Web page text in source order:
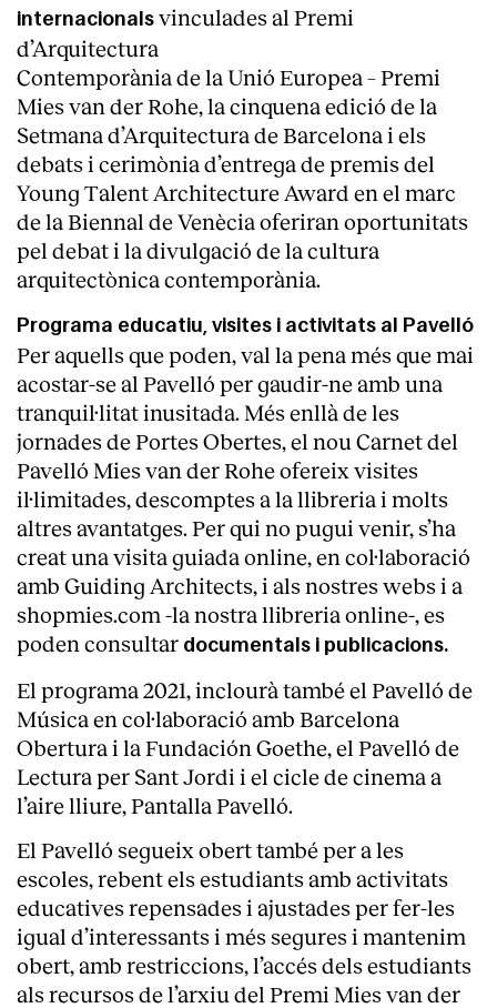
internacionals vinculades al Premi
d’Arquitectura
Contemporània de la Unió Europea – Premi
Mies van der Rohe, la cinquena edició de la
Setmana d’Arquitectura de Barcelona i els
debats i cerimònia d’entrega de premis del
Young Talent Architecture Award en el marc
de la Biennal de Venècia oferiran oportunitats
pel debat i la divulgació de la cultura
arquitectònica contemporània.
Programa educatiu, visites i activitats al Pavelló
Per aquells que poden, val la pena més que mai
acostar-se al Pavelló per gaudir-ne amb una
tranquil·litat inusitada. Més enllà de les
jornades de Portes Obertes, el nou Carnet del
Pavelló Mies van der Rohe ofereix visites
il·limitades, descomptes a la llibreria i molts
altres avantatges. Per qui no pugui venir, s’ha
creat una visita guiada online, en col·laboració
amb Guiding Architects, i als nostres webs i a
shopmies.com -la nostra llibreria online-, es
poden consultar documentals i publicacions.
El programa 2021, inclourà també el Pavelló de
Música en col·laboració amb Barcelona
Obertura i la Fundación Goethe, el Pavelló de
Lectura per Sant Jordi i el cicle de cinema a
l’aire lliure, Pantalla Pavelló.
El Pavelló segueix obert també per a les
escoles, rebent els estudiants amb activitats
educatives repensades i ajustades per fer-les
igual d’interessants i més segures i mantenim
obert, amb restriccions, l’accés dels estudiants
als recursos de l’arxiu del Premi Mies van der